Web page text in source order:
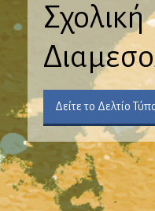
Σχολική
Δείτε το Δελτίο